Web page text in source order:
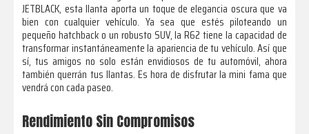
JETBLACK, esta llanta aporta un toque de elegancia oscura que va
bien con cualquier vehículo. Ya sea que estés piloteando un
pequeño hatchback o un robusto SUV, la R62 tiene la capacidad de
transformar instantáneamente la apariencia de tu vehículo. Así que
sí, tus amigos no solo están envidiosos de tu automóvil, ahora
también querrán tus llantas. Es hora de disfrutar la mini fama que
vendrá con cada paseo.
Rendimiento Sin Compromisos